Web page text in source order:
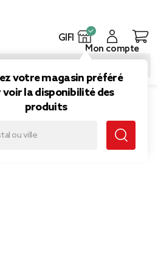
GIFI
votre magasin préféré
voir la disponibilité des
produits
Mon compte
à l'eau
avec pinceau